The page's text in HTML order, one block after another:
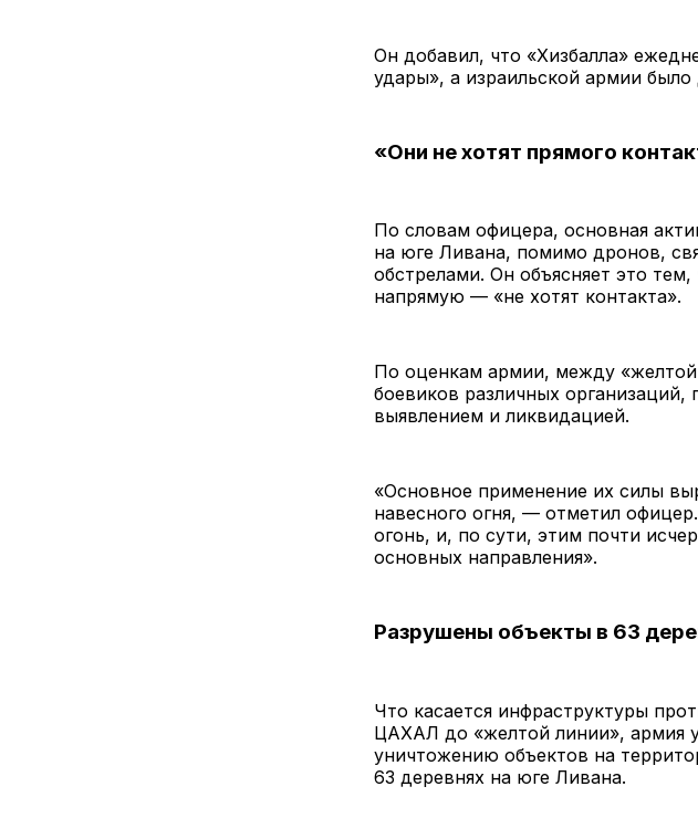
Он добавил, что «Хизбалла»
удары», а израильской армии
«Они не хотят прямого
По словам офицера, основная
на юге Ливана, помимо дронов,
обстрелами. Он объясняет это
напрямую — «не хотят контакта».
По оценкам армии, между «желтой
боевиков различных
выявлением и ликвидацией.
«Основное применение их силы
навесного огня, — отметил
огонь, и, по сути, этим почти
основных направления».
Разрушены объекты в 63
Что касается инфраструктуры
ЦАХАЛ до «желтой линии», армия
уничтожению объектов на
63 деревнях на юге Ливана.